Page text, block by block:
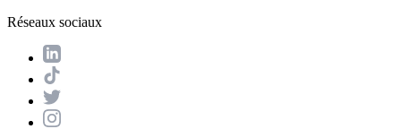
Réseaux sociaux